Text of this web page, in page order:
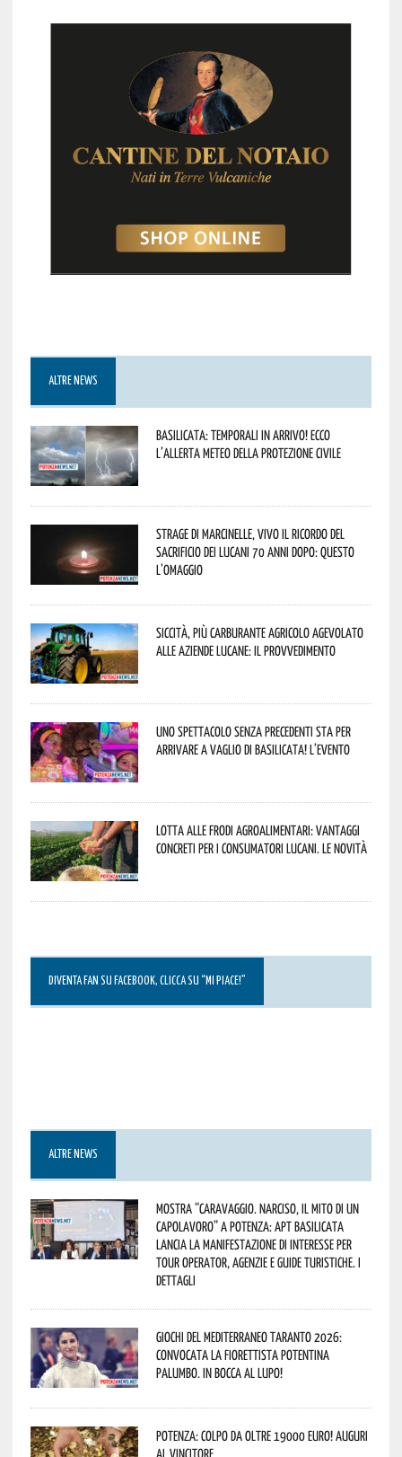
ALTRE NEWS
Basilicata: temporali in arrivo! Ecco
l’allerta meteo della Protezione civile
Strage di Marcinelle, vivo il ricordo del
sacrificio dei lucani 70 anni dopo: questo
l’omaggio
Siccità, più carburante agricolo agevolato
alle aziende lucane: il provvedimento
Uno spettacolo senza precedenti sta per
arrivare a Vaglio di Basilicata! L’evento
Lotta alle frodi agroalimentari: vantaggi
concreti per i consumatori lucani. Le novità
DIVENTA FAN SU FACEBOOK, CLICCA SU “MI PIACE!”
ALTRE NEWS
Mostra “Caravaggio. Narciso, il mito di un
capolavoro” a Potenza: APT Basilicata
lancia la manifestazione di interesse per
Tour Operator, Agenzie e Guide Turistiche. I
dettagli
Giochi del Mediterraneo Taranto 2026:
convocata la fiorettista potentina
Palumbo. In bocca al lupo!
Potenza: colpo da oltre 19000 Euro! Auguri
al vincitore